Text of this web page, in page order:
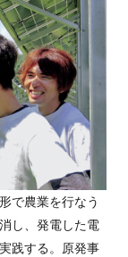
で農業を行なう
し、発電した電
践する。原発事